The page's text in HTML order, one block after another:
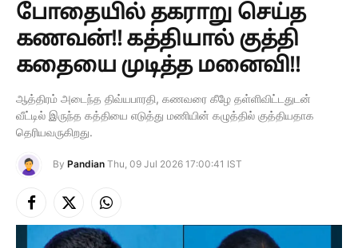
போதையில் தகராறு செய்த
கணவன்!! கத்தியால் குத்தி
கதையை முடித்த மனைவி!!
ஆத்திரம் அடைந்த திவ்யபாரதி, கணவரை கீழே தள்ளிவிட்டதுடன்
வீட்டில் இருந்த கத்தியை எடுத்து மணியின் கழுத்தில் குத்தியதாக
தெரியவருகிறது.
By Pandian Thu, 09 Jul 2026 17:00:41 IST
Facebook
X
(Twitter)
Instagram